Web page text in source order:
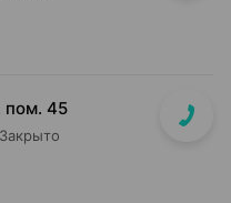
пом. 45
Закрыто